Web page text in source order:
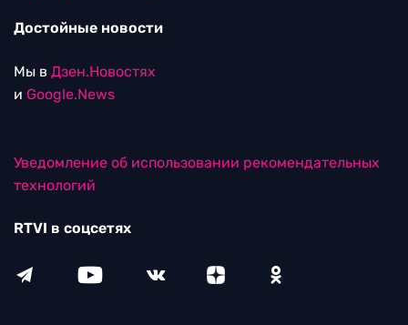
Достойные новости
Мы в Дзен.Новостях
и Google.News
Уведомление об использовании рекомендательных
технологий
RTVI в соцсетях